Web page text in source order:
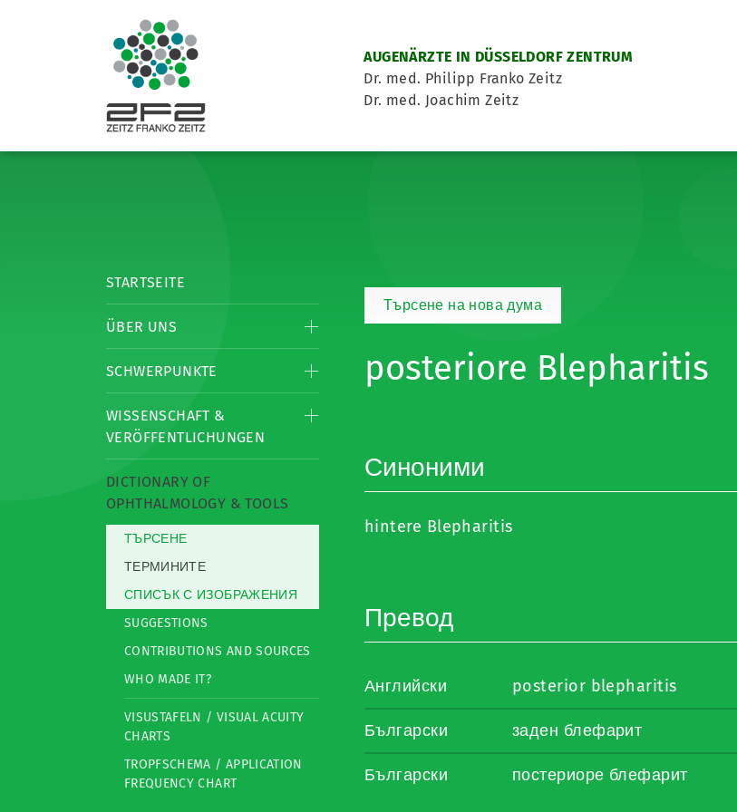
AUGENÄRZTE IN DÜSSELDORF ZENTRUM
Dr. med. Philipp Franko Zeitz
Dr. med. Joachim Zeitz
STARTSEITE
ÜBER UNS
SCHWERPUNKTE
WISSENSCHAFT &
VERÖFFENTLICHUNGEN
DICTIONARY OF
OPHTHALMOLOGY & TOOLS
ТЪРСЕНЕ
ТЕРМИНИТЕ
СПИСЪК С ИЗОБРАЖЕНИЯ
SUGGESTIONS
CONTRIBUTIONS AND SOURCES
WHO MADE IT?
VISUSTAFELN / VISUAL ACUITY
CHARTS
TROPFSCHEMA / APPLICATION
FREQUENCY CHART
Търсене на нова дума
posteriore Blepharitis
Синоними
hintere Blepharitis
Превод
Английски posterior blepharitis
Български заден блефарит
Български постериоре блефарит